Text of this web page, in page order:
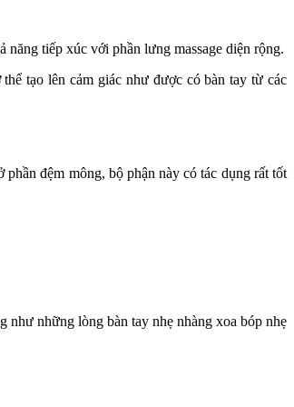
năng tiếp xúc với phần lưng massage diện rộng.
tạo lên cảm giác như được có bàn tay từ các
đệm mông, bộ phận này có tác dụng rất tốt
như những lòng bàn tay nhẹ nhàng xoa bóp nhẹ